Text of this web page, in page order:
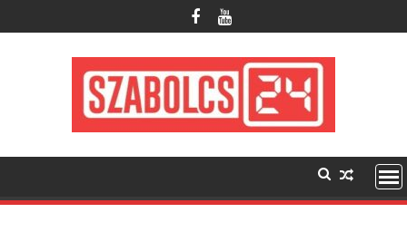
to